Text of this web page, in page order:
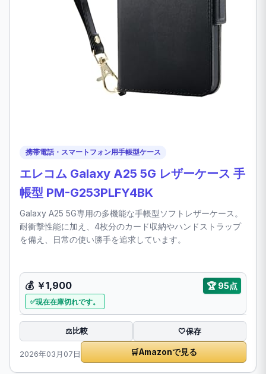
携帯電話・スマートフォン用手帳型ケース
エレコム Galaxy A25 5G レザーケース 手
帳型 PM-G253PLFY4BK
Galaxy A25 5G専用の多機能な手帳型ソフトレザーケース。
耐衝撃性能に加え、4枚分のカード収納やハンドストラップ
を備え、日常の使い勝手を追求しています。
💰 ￥1,900 🏆 95点
現在在庫切れです。
⚖️比較 🤍保存
2026年03月07日 🛒Amazonで見る